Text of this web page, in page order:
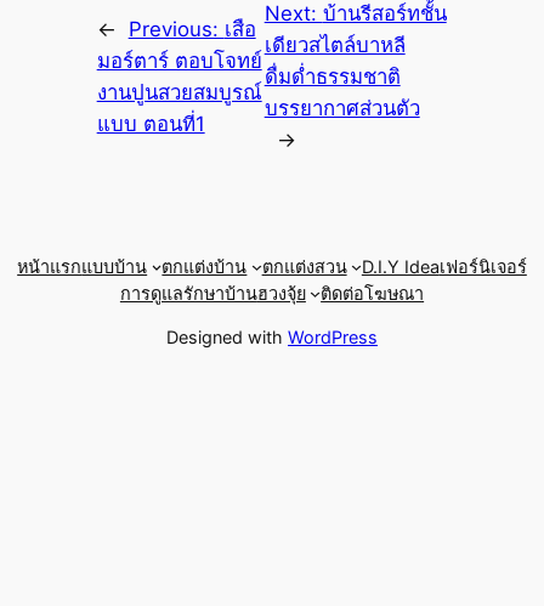
← Previous: เสือ
มอร์ตาร์ ตอบโจทย์
งานปูนสวยสมบูรณ์
แบบ ตอนที่1
Next: บ้านรีสอร์ทชั้น
เดียวสไตล์บาหลี
ดื่มด่ำธรรมชาติ
บรรยากาศส่วนตัว
→
หน้าแรกแบบบ้าน ตกแต่งบ้าน ตกแต่งสวน D.I.Y Ideaเฟอร์นิเจอร์
การดูแลรักษาบ้านฮวงจุ้ย ติดต่อโฆษณา
Designed with WordPress